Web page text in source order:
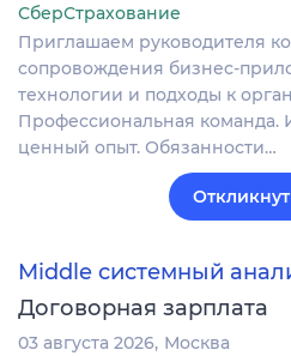
СберСтрахование
Приглашаем руководителя
сопровождения бизнес-
технологии и подходы к
Профессиональная команда.
ценный опыт. Обязанности…
Middle системный
Договорная зарплата
03 августа 2026 Москва